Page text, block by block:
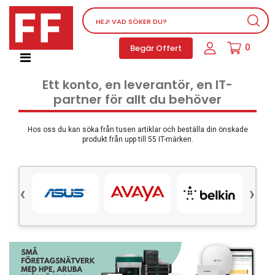
Begär Offert 0
Nätverksutrustning
Service, supportprogram och licenser
Mjukvara
Dator PC-utrustning
Tillbehör
Olika produkter
Kontorsmaterial
Ett konto, en leverantör, en IT-
partner för allt du behöver
Hos oss du kan söka från tusen artiklar och beställa din önskade
produkt från upp till 55 IT-märken.
‹ ›